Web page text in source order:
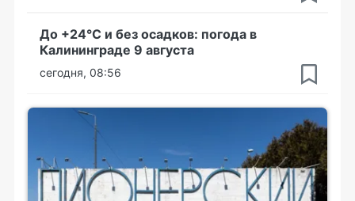
До +24°С и без осадков: погода в
Калининграде 9 августа
сегодня, 08:56